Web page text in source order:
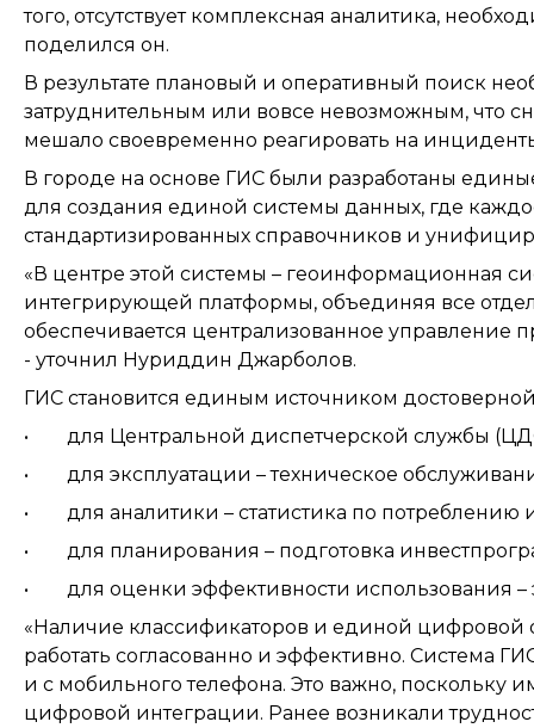
того, отсутствует комплексная аналитика,
поделился он.
В результате плановый и оперативный поиск
затруднительным или вовсе невозможным, что
мешало своевременно реагировать на
В городе на основе ГИС были разработаны
для создания единой системы данных, где
стандартизированных справочников и
«В центре этой системы – геоинформационная
интегрирующей платформы, объединяя все
обеспечивается централизованное
- уточнил Нуриддин Джарболов.
ГИС становится единым источником
• для Центральной диспетчерской службы
• для эксплуатации – техническое
• для аналитики – статистика по потреблению
• для планирования – подготовка
• для оценки эффективности использования –
«Наличие классификаторов и единой цифровой
работать согласованно и эффективно. Система
и с мобильного телефона. Это важно, поскольку
цифровой интеграции. Ранее возникали